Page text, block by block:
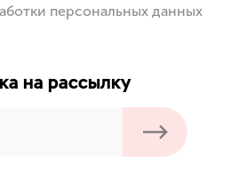
персональных данных
на рассылку